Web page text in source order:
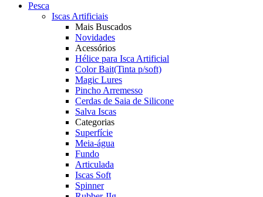
Pesca
Iscas Artificiais
Mais Buscados
Novidades
Acessórios
Hélice para Isca Artificial
Color Bait(Tinta p/soft)
Magic Lures
Pincho Arremesso
Cerdas de Saia de Silicone
Salva Iscas
Categorias
Superfície
Meia-água
Fundo
Articulada
Iscas Soft
Spinner